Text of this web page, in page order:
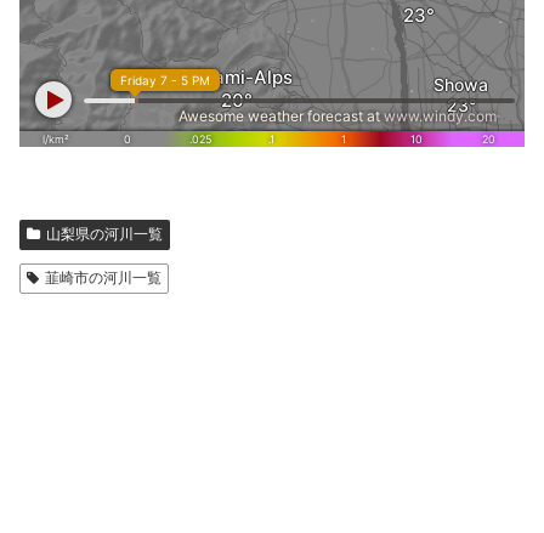
山梨県の河川一覧
韮崎市の河川一覧